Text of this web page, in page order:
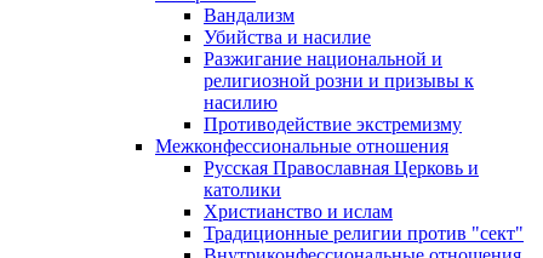
Вандализм
Убийства и насилие
Разжигание национальной и
религиозной розни и призывы к
насилию
Противодействие экстремизму
Межконфессиональные отношения
Русская Православная Церковь и
католики
Христианство и ислам
Традиционные религии против "сект"